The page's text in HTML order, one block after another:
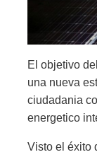
El objetivo
una nueva
ciudadania
energetico
Visto el éxito